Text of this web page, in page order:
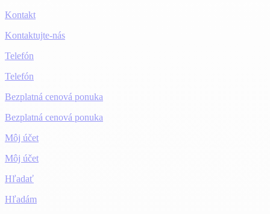
Kontakt
Kontaktujte-nás
Telefón
Telefón
Bezplatná cenová ponuka
Bezplatná cenová ponuka
Môj účet
Môj účet
Hľadať
Hľadám